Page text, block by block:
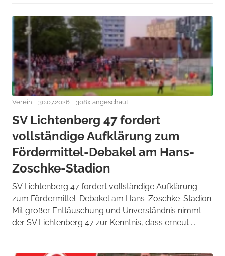
Verein 30.07.2026 308x angeschaut
SV Lichtenberg 47 fordert
vollständige Aufklärung zum
Fördermittel-Debakel am Hans-
Zoschke-Stadion
SV Lichtenberg 47 fordert vollständige Aufklärung
zum Fördermittel-Debakel am Hans-Zoschke-Stadion
Mit großer Enttäuschung und Unverständnis nimmt
der SV Lichtenberg 47 zur Kenntnis, dass erneut ...